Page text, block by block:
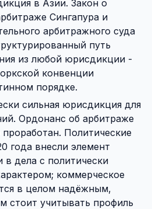
в Азии. Закон о
Сингапура и
арбитражного суда
путь
из любой юрисдикции -
конвенции
порядке.
сильная юрисдикция для
Ордонанс об арбитраже
Политические
года внесли элемент
в дела с политически
коммерческое
в целом надёжным,
стоит учитывать профиль